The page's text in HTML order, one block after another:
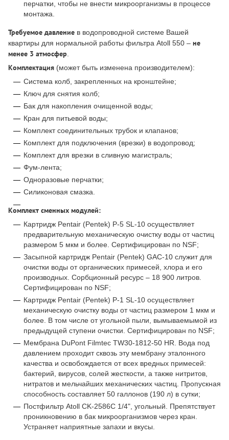
перчатки, чтобы не внести микроорганизмы в процессе
монтажа.
Требуемое давление в водопроводной системе Вашей
квартиры для нормальной работы фильтра Atoll 550 – не
менее 3 атмосфер
Комплектация (может быть изменена производителем):
Система колб, закрепленных на кронштейне;
Ключ для снятия колб;
Бак для накопления очищенной воды;
Кран для питьевой воды;
Комплект соединительных трубок и клапанов;
Комплект для подключения (врезки) в водопровод;
Комплект для врезки в сливную магистраль;
Фум-лента;
Одноразовые перчатки;
Силиконовая смазка.
Комплект сменных модулей:
Картридж Pentair (Pentek) P-5 SL-10 осуществляет
предварительную механическую очистку воды от частиц
размером 5 мкм и более. Сертифицирован по NSF;
Засыпной картридж Pentair (Pentek) GAC-10 служит для
очистки воды от органических примесей, хлора и его
производных. Сорбционный ресурс – 18 900 литров.
Сертифицирован по NSF;
Картридж Pentair (Pentek) P-1 SL-10 осуществляет
механическую очистку воды от частиц размером 1 мкм и
более. В том числе от угольной пыли, вымываемымой из
предыдущей ступени очистки. Сертифицирован по NSF;
Мембрана DuPont Filmtec TW30-1812-50 HR. Вода под
давлением проходит сквозь эту мембрану эталонного
качества и освобождается от всех вредных примесей:
бактерий, вирусов, солей жесткости, а также нитритов,
нитратов и мельчайших механических частиц. Пропускная
способность составляет 50 галлонов (190 л) в сутки;
Постфильтр Atoll CK-2586C 1/4", угольный. Препятствует
проникновению в бак микроорганизмов через кран.
Устраняет наприятные запахи и вкусы.